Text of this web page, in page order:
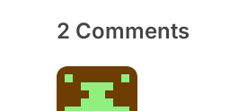
2 Comments